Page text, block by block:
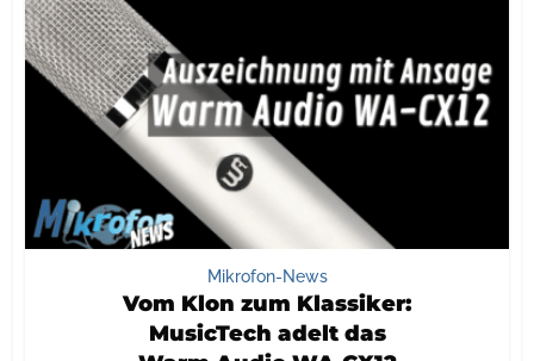
Mikrofon-News
Vom Klon zum Klassiker:
MusicTech adelt das